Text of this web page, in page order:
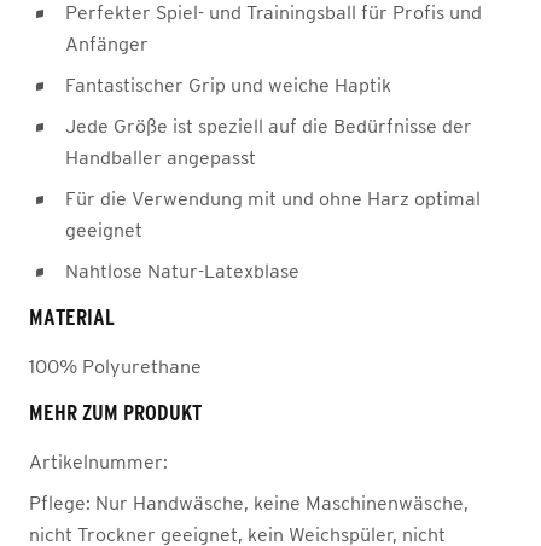
Perfekter Spiel- und Trainingsball für Profis und
Anfänger
Fantastischer Grip und weiche Haptik
Jede Größe ist speziell auf die Bedürfnisse der
Handballer angepasst
Für die Verwendung mit und ohne Harz optimal
geeignet
Nahtlose Natur-Latexblase
MATERIAL
100% Polyurethane
MEHR ZUM PRODUKT
Artikelnummer:
Pflege: Nur Handwäsche, keine Maschinenwäsche,
nicht Trockner geeignet, kein Weichspüler, nicht